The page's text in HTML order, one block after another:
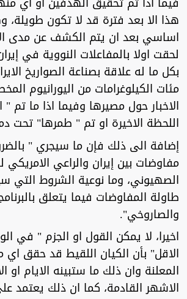
هذا الا بعد فترة قد لا تكون
اساسي بعد ان يتم الكشف عن مدى
لحقت اولا بالمفاعلات النووية في
بكل ما له علاقة بصناعة الصواريخ
مئات الكيلوغرامات من اليورانيوم
الاخبار حول مصيرها وفيما اذا ما تم
اللحظة الاخيرة او تم " طمرها" تحت
إضافة الى ذلك فإن ما سيجري "
مفاوضات بين إيران والراعي الامريكي
الصهيوني، وما نوعية الشروط
طاولة المفاوضات فيما يتعلق
والصاروخي".
اخيرا، لا يمكن القول او الجزم " في
الاقل" بأن الكيان اللقيط قد حقق
المعلنة وان ذلك ما ستبينه الايام او
الاشهر القادمة، كما ان ذلك يعتمد على